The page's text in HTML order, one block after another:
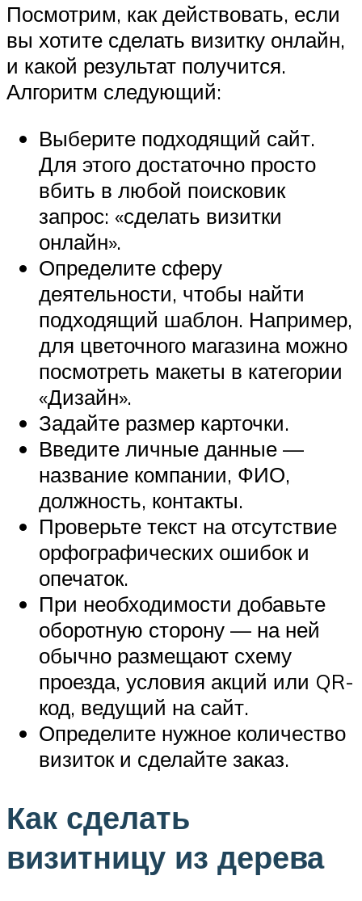
Посмотрим, как действовать, если
вы хотите сделать визитку онлайн,
и какой результат получится.
Алгоритм следующий:
Выберите подходящий сайт.
Для этого достаточно просто
вбить в любой поисковик
запрос: «сделать визитки
онлайн».
Определите сферу
деятельности, чтобы найти
подходящий шаблон. Например,
для цветочного магазина можно
посмотреть макеты в категории
«Дизайн».
Задайте размер карточки.
Введите личные данные —
название компании, ФИО,
должность, контакты.
Проверьте текст на отсутствие
орфографических ошибок и
опечаток.
При необходимости добавьте
оборотную сторону — на ней
обычно размещают схему
проезда, условия акций или QR-
код, ведущий на сайт.
Определите нужное количество
визиток и сделайте заказ.
Как сделать
визитницу из дерева